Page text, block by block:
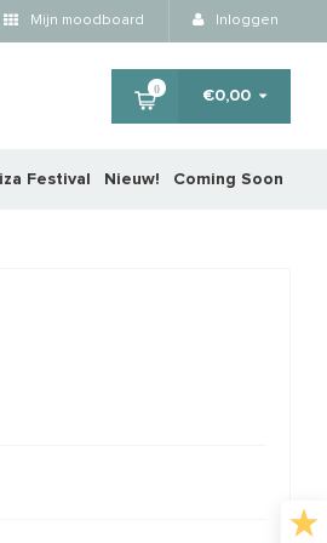
Mijn moodboard Inloggen
0 €0,00
Festival Nieuw! Coming Soon